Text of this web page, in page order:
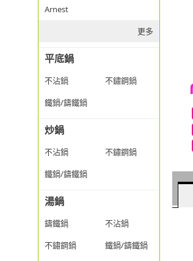
Arnest
更多
平底鍋
不沾鍋
不鏽鋼鍋
鐵鍋/鑄鐵鍋
炒鍋
不沾鍋
不鏽鋼鍋
鐵鍋/鑄鐵鍋
湯鍋
鑄鐵鍋
不沾鍋
不鏽鋼鍋
鐵鍋/鑄鐵鍋